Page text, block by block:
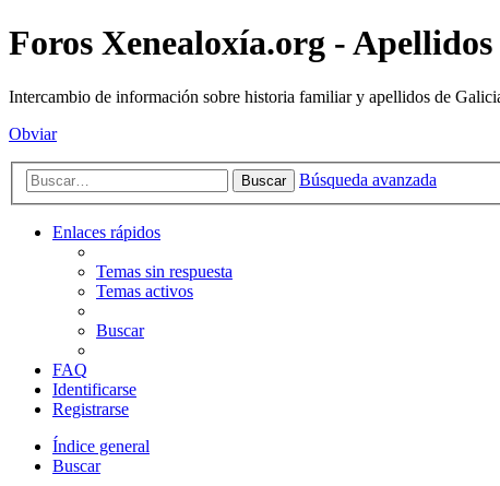
Foros Xenealoxía.org -
Intercambio de información sobre historia familiar y apellidos de
Obviar
Buscar Búsqueda avanzada
Enlaces rápidos
Temas sin respuesta
Temas activos
Buscar
FAQ
Identificarse
Registrarse
Índice general
Buscar